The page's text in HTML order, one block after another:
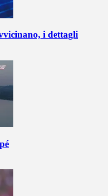
i dettagli